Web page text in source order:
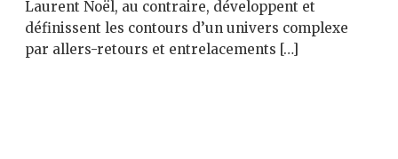
Laurent Noël, au contraire, développent et
définissent les contours d’un univers complexe
par allers-retours et entrelacements […]